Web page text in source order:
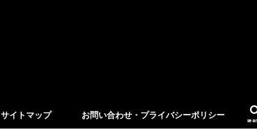
サイトマップ お問い合わせ・プライバシーポリシー